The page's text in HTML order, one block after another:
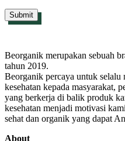
Beorganik merupakan sebuah
tahun 2019.
Beorganik percaya untuk selalu
kesehatan kepada masyarakat,
yang berkerja di balik produk
kesehatan menjadi motivasi
sehat dan organik yang dapat
About